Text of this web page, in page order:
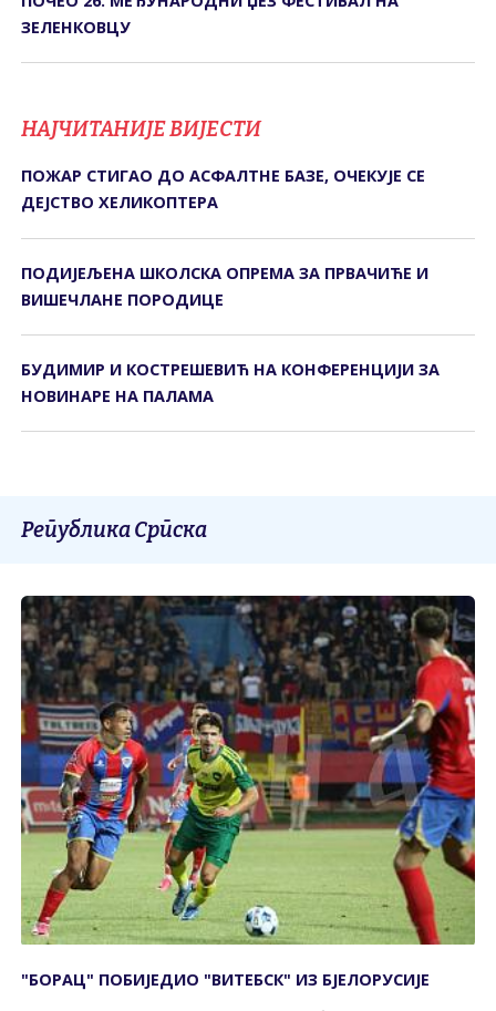
ЗЕЛЕНКОВЦУ
НАЈЧИТАНИЈЕ ВИЈЕСТИ
ПОЖАР СТИГАО ДО АСФАЛТНЕ БАЗЕ, ОЧЕКУЈЕ СЕ
ДЕЈСТВО ХЕЛИКОПТЕРА
ПОДИЈЕЉЕНА ШКОЛСКА ОПРЕМА ЗА ПРВАЧИЋЕ И
ВИШЕЧЛАНЕ ПОРОДИЦЕ
БУДИМИР И КОСТРЕШЕВИЋ НА КОНФЕРЕНЦИЈИ ЗА
НОВИНАРЕ НА ПАЛАМА
Република Српска
"БОРАЦ" ПОБИЈЕДИО "ВИТЕБСК" ИЗ БЈЕЛОРУСИЈЕ